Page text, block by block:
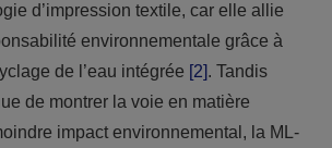
d’impression textile, car elle allie
environnementale grâce à
de l’eau intégrée [2]. Tandis
de montrer la voie en matière
impact environnemental, la ML-